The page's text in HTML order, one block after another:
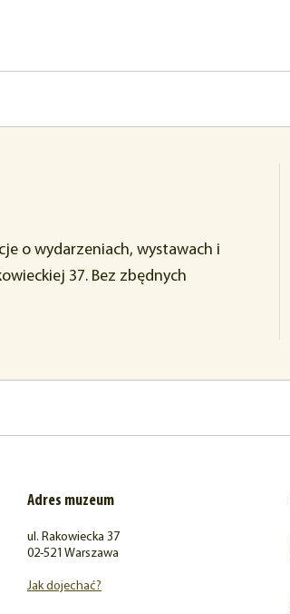
o wydarzeniach, wystawach i
37. Bez zbędnych
Adres muzeum
ul. Rakowiecka 37
02-521 Warszawa
Jak dojechać?